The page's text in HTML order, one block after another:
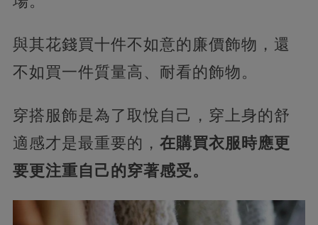
與其花錢買十件不如意的廉價飾物，還
不如買一件質量高、耐看的飾物。
穿搭服飾是為了取悅自己，穿上身的舒
適感才是最重要的， 在購買衣服時應更
要更注重自己的穿著感受。